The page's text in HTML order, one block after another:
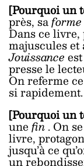
[Pourquoi un
près, saforme
Dans ce livre,
majuscules et
Jouissance
presse le
On referme
si rapidement.
[Pourquoi un
unefin. On
livre,
jusqu’à ce
un